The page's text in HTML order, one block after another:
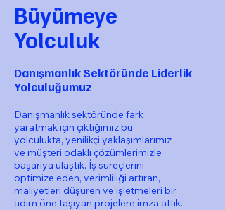
Büyümeye
Yolculuk
Danışmanlık Sektöründe Liderlik
Yolculuğumuz
Danışmanlık sektöründe fark
yaratmak için çıktığımız bu
yolculukta, yenilikçi yaklaşımlarımız
ve müşteri odaklı çözümlerimizle
başarıya ulaştık. İş süreçlerini
optimize eden, verimliliği artıran,
maliyetleri düşüren ve işletmeleri bir
adım öne taşıyan projelere imza attık.